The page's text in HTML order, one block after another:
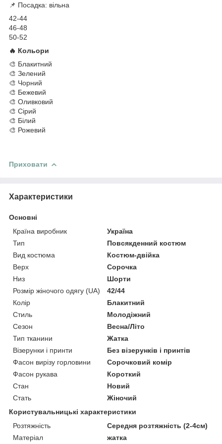
📌 Посадка: вільна
42-44
46-48
50-52
🔥 Кольори
🎨 Блакитний
🎨 Зелений
🎨 Чорний
🎨 Бежевий
🎨 Оливковий
🎨 Сірий
🎨 Білий
🎨 Рожевий
Приховати
Характеристики
Основні
Країна виробник
Україна
Тип
Повсякденний костюм
Вид костюма
Костюм-двійка
Верх
Сорочка
Низ
Шорти
Розмір жіночого одягу (UA)
42/44
Колір
Блакитний
Стиль
Молодіжний
Сезон
Весна/Літо
Тип тканини
Жатка
Візерунки і принти
Без візерунків і принтів
Фасон вирізу горловини
Сорочковий комір
Фасон рукава
Короткий
Стан
Новий
Стать
Жіночий
Користувальницькі характеристики
Розтяжність
Середня розтяжність (2-4см)
Матеріал
жатка